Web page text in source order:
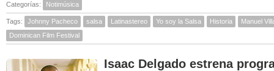
Categorías: Notimúsica
Tags: Johnny Pacheco salsa Latinastereo Yo soy la Salsa Historia
Manuel
Dominican Film Festival
Isaac Delgado estrena